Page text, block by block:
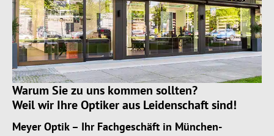
Warum Sie zu uns kommen sollten?
Weil wir Ihre Optiker aus Leidenschaft sind!
Meyer Optik – Ihr Fachgeschäft in München-